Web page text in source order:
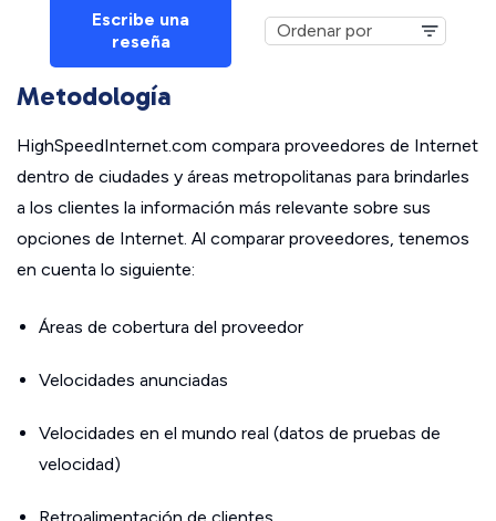
Escribe una
reseña
Metodología
HighSpeedInternet.com compara proveedores de Internet
dentro de ciudades y áreas metropolitanas para brindarles
a los clientes la información más relevante sobre sus
opciones de Internet. Al comparar proveedores, tenemos
en cuenta lo siguiente:
Áreas de cobertura del proveedor
Velocidades anunciadas
Velocidades en el mundo real (datos de pruebas de
velocidad)